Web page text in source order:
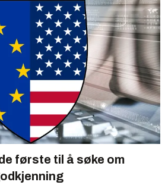
første til å søke om